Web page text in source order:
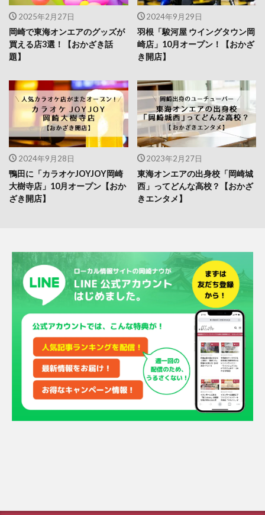
2025年2月27日
岡崎で東海オンエアのグッズが
買える店3選！【おかざき話
題】
2024年9月29日
羽根「駿河屋 ウイングタウン岡
崎店」10月オープン！【おかざ
き開店】
2024年9月28日
鴨田に「カラオケJOYJOY岡崎
大樹寺店」10月オープン【おか
ざき開店】
2023年2月27日
東海オンエアの出身校「岡崎城
西」ってどんな高校？【おかざ
きエンタメ】